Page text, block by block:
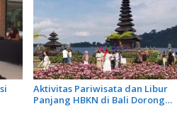
Aktivitas Pariwisata dan Libur
Panjang HBKN di Bali Dorong